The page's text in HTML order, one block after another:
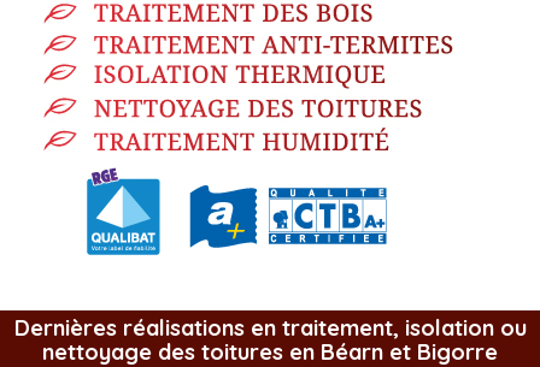
Dernières réalisations en traitement, isolation ou
nettoyage des toitures en Béarn et Bigorre